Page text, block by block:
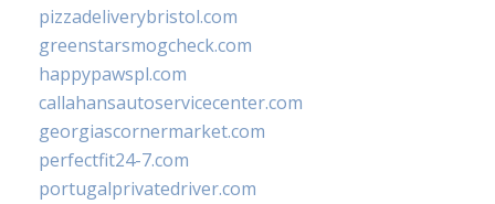
pizzadeliverybristol.com
greenstarsmogcheck.com
happypawspl.com
callahansautoservicecenter.com
georgiascornermarket.com
perfectfit24-7.com
portugalprivatedriver.com